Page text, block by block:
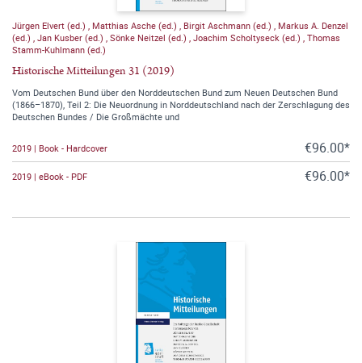
Jürgen Elvert (ed.) , Matthias Asche (ed.) , Birgit Aschmann (ed.) , Markus A. Denzel
(ed.) , Jan Kusber (ed.) , Sönke Neitzel (ed.) , Joachim Scholtyseck (ed.) , Thomas
Stamm-Kuhlmann (ed.)
Historische Mitteilungen 31 (2019)
Vom Deutschen Bund über den Norddeutschen Bund zum Neuen Deutschen Bund
(1866–1870), Teil 2: Die Neuordnung in Norddeutschland nach der Zerschlagung des
Deutschen Bundes / Die Großmächte und
2019 | Book - Hardcover €96.00*
2019 | eBook - PDF €96.00*